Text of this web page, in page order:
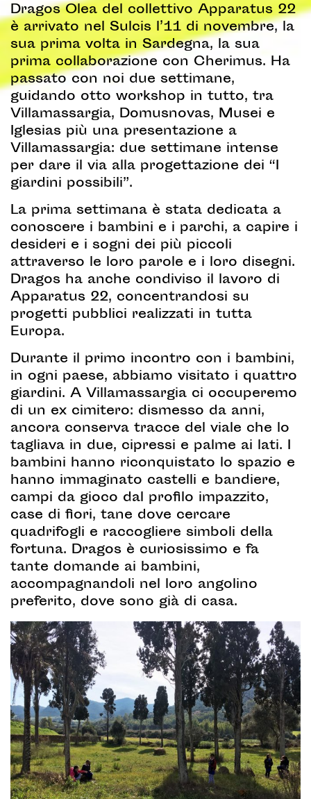
Dragos Olea del collettivo Apparatus 22
è arrivato nel Sulcis l’11 di novembre, la
sua prima volta in Sardegna, la sua
prima collaborazione con Cherimus. Ha
passato con noi due settimane,
guidando otto workshop in tutto, tra
Villamassargia, Domusnovas, Musei e
Iglesias più una presentazione a
Villamassargia: due settimane intense
per dare il via alla progettazione dei “I
giardini possibili”.
La prima settimana è stata dedicata a
conoscere i bambini e i parchi, a capire i
desideri e i sogni dei più piccoli
attraverso le loro parole e i loro disegni.
Dragos ha anche condiviso il lavoro di
Apparatus 22, concentrandosi su
progetti pubblici realizzati in tutta
Europa.
Durante il primo incontro con i bambini,
in ogni paese, abbiamo visitato i quattro
giardini. A Villamassargia ci occuperemo
di un ex cimitero: dismesso da anni,
ancora conserva tracce del viale che lo
tagliava in due, cipressi e palme ai lati. I
bambini hanno riconquistato lo spazio e
hanno immaginato castelli e bandiere,
campi da gioco dal profilo impazzito,
case di fiori, tane dove cercare
quadrifogli e raccogliere simboli della
fortuna. Dragos è curiosissimo e fa
tante domande ai bambini,
accompagnandoli nel loro angolino
preferito, dove sono già di casa.